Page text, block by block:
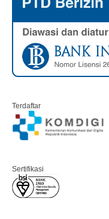
Terdaftar
Sertifikasi